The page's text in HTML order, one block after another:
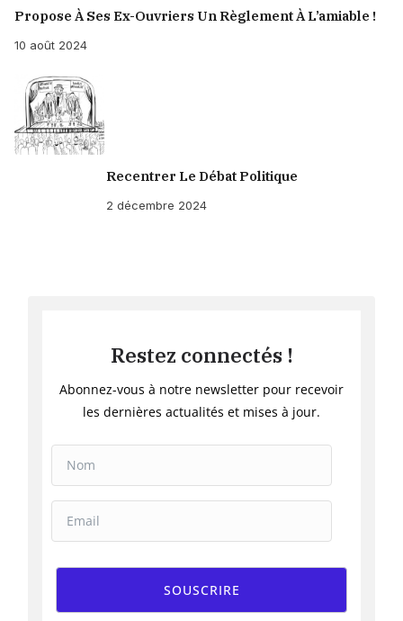
Propose À Ses Ex-Ouvriers Un Règlement À L’amiable !
10 août 2024
Recentrer Le Débat Politique
2 décembre 2024
Restez connectés !
Abonnez-vous à notre newsletter pour recevoir
les dernières actualités et mises à jour.
SOUSCRIRE